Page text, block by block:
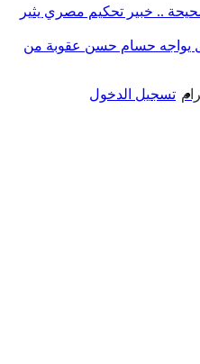
.. خبير تحكيم مصري يثير
يواجه حسام حسن عقوبة من
تسجيل الدخول